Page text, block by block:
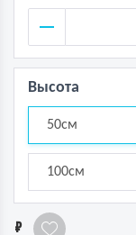
Высота
50см
100см
1